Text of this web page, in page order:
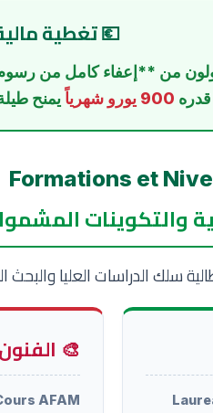
💶 تغطية
من **إعفاء كامل من
900 يورو شهرياً يمنح طيلة مدة
والتكوينات
سلك الدراسات العليا والبحث
🎨
AFAM